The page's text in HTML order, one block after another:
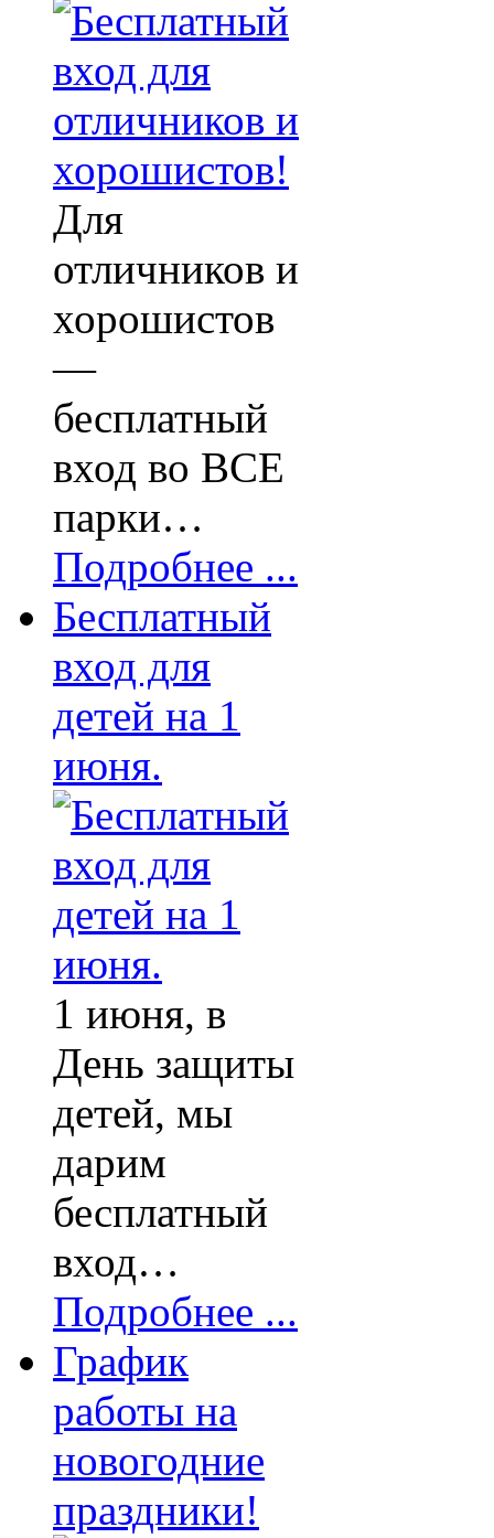
Для
отличников и
хорошистов
—
бесплатный
вход во ВСЕ
парки…
Подробнее ...
Бесплатный
вход для
детей на 1
июня.
1 июня, в
День защиты
детей, мы
дарим
бесплатный
вход…
Подробнее ...
График
работы на
новогодние
праздники!